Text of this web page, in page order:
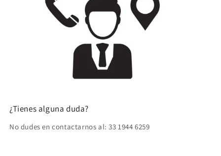
¿Tienes alguna duda?
No dudes en contactarnos al: 33 1944 6259